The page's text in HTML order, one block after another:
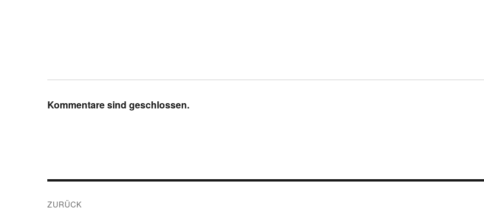
Kommentare sind geschlossen.
ZURÜCK